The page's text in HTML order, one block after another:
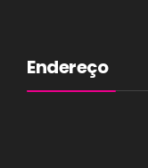
Endereço